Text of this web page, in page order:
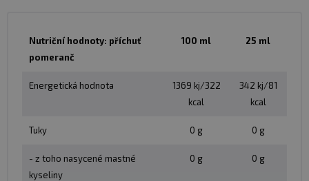
bezpečně i při jízdě na kole. Vhodným místem pro
užití gelů je klesající profil trati.
Gel lze ředit vodou
Užívejte 1-4 balení denně před a během déletrvající
Nutriční hodnoty: příchuť
pomeranč
100 ml 25 ml
Energetická hodnota
1369 kj/322
kcal
342 kj/81
kcal
Tuky 0 g 0 g
- z toho nasycené mastné
kyseliny
0 g 0 g